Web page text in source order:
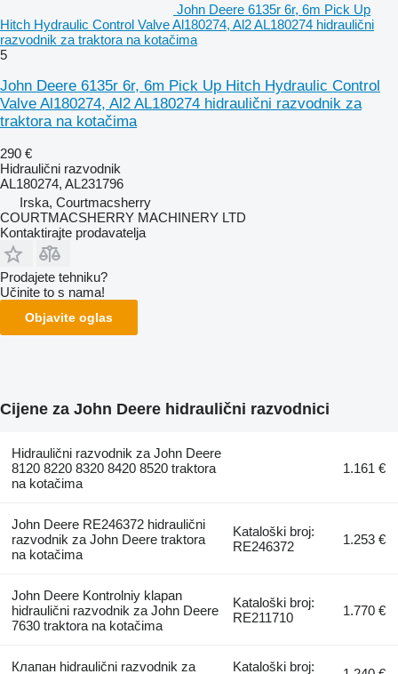
John Deere 6135r 6r, 6m Pick Up
Hitch Hydraulic Control Valve Al180274, Al2 AL180274 hidraulični
razvodnik za traktora na kotačima
5
John Deere 6135r 6r, 6m Pick Up Hitch Hydraulic Control
Valve Al180274, Al2 AL180274 hidraulični razvodnik za
traktora na kotačima
290 €
Hidraulični razvodnik
AL180274, AL231796
Irska, Courtmacsherry
COURTMACSHERRY MACHINERY LTD
Kontaktirajte prodavatelja
Prodajete tehniku?
Učinite to s nama!
Objavite oglas
Cijene za John Deere hidraulični razvodnici
Hidraulični razvodnik za John Deere
8120 8220 8320 8420 8520 traktora
na kotačima
1.161 €
John Deere RE246372 hidraulični
razvodnik za John Deere traktora
na kotačima
Kataloški broj:
RE246372
1.253 €
John Deere Kontrolniy klapan
hidraulični razvodnik za John Deere
7630 traktora na kotačima
Kataloški broj:
RE211710
1.770 €
Клапан hidraulični razvodnik za
Kataloški broj: